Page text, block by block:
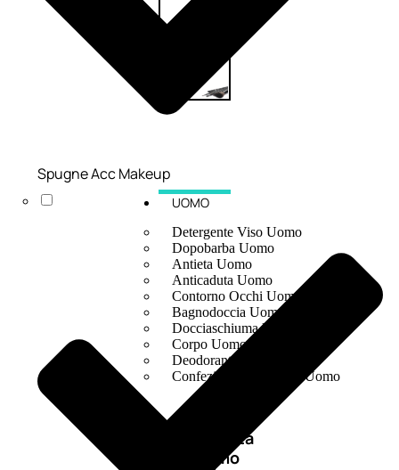
UOMO
Detergente Viso Uomo
Dopobarba Uomo
Antieta Uomo
Anticaduta Uomo
Contorno Occhi Uomo
Bagnodoccia Uomo Profumi
Docciaschiuma Uomo
Corpo Uomo
Deodoranti Uomo
Confezioni Trattamenti Uomo
Antietà
uomo
Spugne Acc Makeup